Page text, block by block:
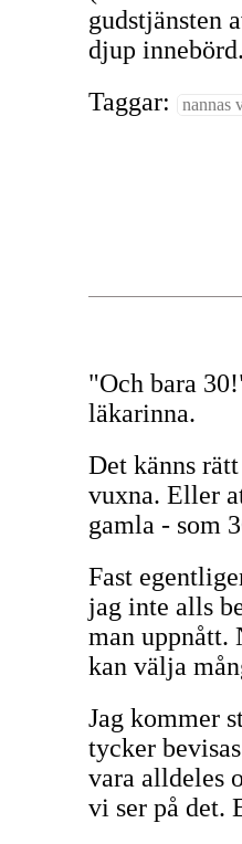
gudstjänsten
djup
Taggar:
nannas
"Och bara
läkarinna.
Det känns
vuxna. Eller
gamla - som
Fast
jag inte alls
man uppnått.
kan välja
Jag kommer
tycker
vara alldeles
vi ser på det.